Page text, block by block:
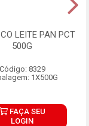
LEITE PAN PCT
500G
Código: 8329
1X500G
FAÇA SEU
LOGIN